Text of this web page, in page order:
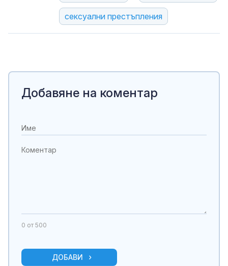
сексуални престъпления
Добавяне на коментар
0 от 500
ДОБАВИ